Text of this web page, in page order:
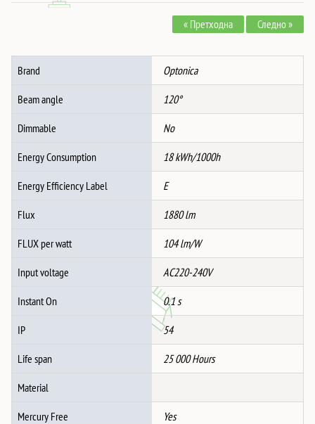
CCT
1880Lm
количина
« Претходна Следно »
Brand Optonica
Beam angle 120°
Dimmable No
Energy Consumption 18 kWh/1000h
Energy Efficiency Label E
Flux 1880 lm
FLUX per watt 104 lm/W
Input voltage AC220-240V
Instant On 0.1 s
IP 54
Life span 25 000 Hours
Material
Mercury Free Yes